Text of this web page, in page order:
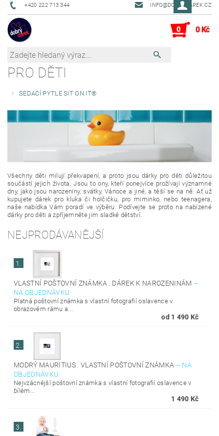
+420 222 713 344 INFO@DOBRYDAREK.CZ
0 0 Kč
PRO DĚTI
SEDACÍ PYTLE SIT ON IT®
Všechny děti milují překvapení, a proto jsou dárky pro děti důležitou
součástí jejich života. Jsou to ony, kteří ponejvíce prožívají významné
dny, jako jsou narozeniny, svátky, Vánoce a jiné, a těší se na ně. Ať už
kupujete dárek pro kluka či holčičku, pro miminko, nebo teenagera,
naše nabídka Vám poradí ve výběru. Podívejte se proto na nabízené
dárky pro děti a zpříjemněte jim sladké dětství.
NEJPRODÁVANĚJŠÍ
1.
VLASTNÍ POŠTOVNÍ ZNÁMKA . DÁREK K NAROZENINÁM –
NA OBJEDNÁVKU
Platná poštovní známka s vlastní fotografií oslavence v
obrazovém rámu a...
od 1 490 Kč
2.
MODRÝ MAURITIUS . VLASTNÍ POŠTOVNÍ ZNÁMKA – NA
OBJEDNÁVKU
Nejvzácnější poštovní známka s vlastní fotografií oslavence v
bílém...
1 490 Kč
3.